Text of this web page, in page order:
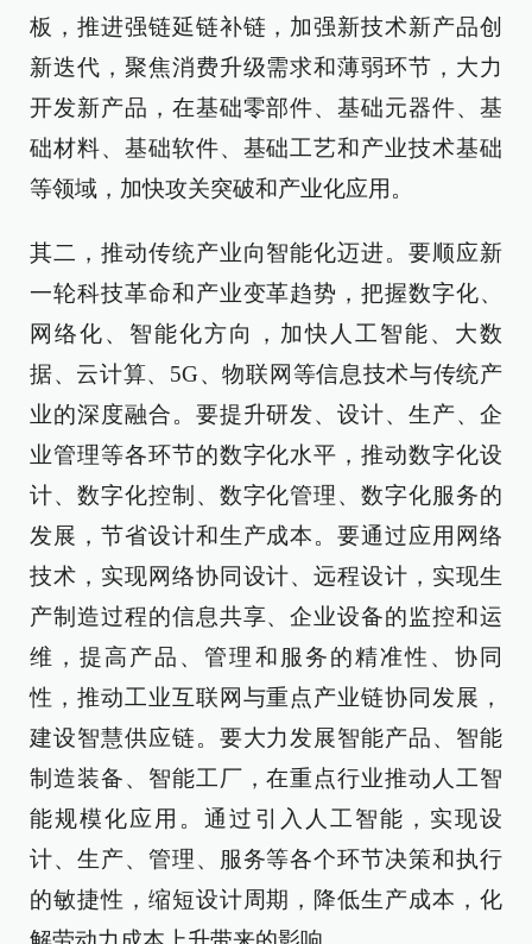
板，推进强链延链补链，加强新技术新产品创
新迭代，聚焦消费升级需求和薄弱环节，大力
开发新产品，在基础零部件、基础元器件、基
础材料、基础软件、基础工艺和产业技术基础
等领域，加快攻关突破和产业化应用。
其二，推动传统产业向智能化迈进。要顺应新
一轮科技革命和产业变革趋势，把握数字化、
网络化、智能化方向，加快人工智能、大数
据、云计算、5G、物联网等信息技术与传统产
业的深度融合。要提升研发、设计、生产、企
业管理等各环节的数字化水平，推动数字化设
计、数字化控制、数字化管理、数字化服务的
发展，节省设计和生产成本。要通过应用网络
技术，实现网络协同设计、远程设计，实现生
产制造过程的信息共享、企业设备的监控和运
维，提高产品、管理和服务的精准性、协同
性，推动工业互联网与重点产业链协同发展，
建设智慧供应链。要大力发展智能产品、智能
制造装备、智能工厂，在重点行业推动人工智
能规模化应用。通过引入人工智能，实现设
计、生产、管理、服务等各个环节决策和执行
的敏捷性，缩短设计周期，降低生产成本，化